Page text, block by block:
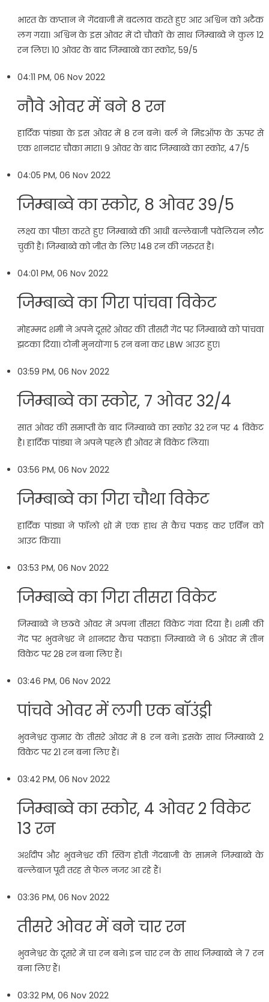
भारत के कप्तान ने गेंदबाजी में बदलाव करते हुए आर अश्विन को अटैक
लग गया। अश्विन के इस ओवर में दो चौकों के साथ जिम्बाब्वे ने कुल 12
रन लिए। 10 ओवर के बाद जिम्बाव्बे का स्कोर, 59/5
04:11 PM, 06 Nov 2022
नौवे ओवर में बने 8 रन
हार्दिक पांड्या के इस ओवर में 8 रन बने। बर्ल ने मिडऑफ के ऊपर से
एक शानदार चौका मारा। 9 ओवर के बाद जिम्बाब्वे का स्कोर, 47/5
04:05 PM, 06 Nov 2022
जिम्बाब्वे का स्कोर, 8 ओवर 39/5
लक्ष्य का पीछा करते हुए जिम्बाब्वे की आधी बल्लेबाजी पवेलियन लौट
चुकी है। जिम्बाब्वे को जीत के लिए 148 रन की जरुरत है।
04:01 PM, 06 Nov 2022
जिम्बाब्वे का गिरा पांचवा विकेट
मोहम्मद शमी ने अपने दूसरे ओवर की तीसरी गेंद पर जिम्बाब्वे को पांचवा
झटका दिया। टोनी मुनयोंगा 5 रन बना कर LBW आउट हुए।
03:59 PM, 06 Nov 2022
जिम्बाब्वे का स्कोर, 7 ओवर 32/4
सात ओवर की समाप्ती के बाद जिम्बाब्वे का स्कोर 32 रन पर 4 विकेट
है। हार्दिक पांड्या ने अपने पहले ही ओवर में विकेट लिया।
03:56 PM, 06 Nov 2022
जिम्बाब्वे का गिरा चौथा विकेट
हार्दिक पांड्या ने फॉलो थ्रो में एक हाथ से कैच पकड़ कर एर्विन को
आउट किया।
03:53 PM, 06 Nov 2022
जिम्बाब्वे का गिरा तीसरा विकेट
जिम्बाब्वे ने छठवे ओवर में अपना तीसरा विकेट गंवा दिया है। शमी की
गेंद पर भुवनेश्वर ने शानदार कैच पकड़ा। जिम्बाब्वे ने 6 ओवर में तीन
विकेट पर 28 रन बना लिए हैं।
03:46 PM, 06 Nov 2022
पांचवे ओवर में लगी एक बॉउंड्री
भुवनेश्वर कुमार के तीसरे ओवर में 8 रन बने। इसके साथ जिम्बाब्वे 2
विकेट पर 21 रन बना लिए हैं।
03:42 PM, 06 Nov 2022
जिम्बाब्वे का स्कोर, 4 ओवर 2 विकेट
13 रन
अर्शदीप और भुवनेश्वर की स्विंग होती गेंदबाजी के सामने जिम्बाब्वे के
बल्लेबाज पूरी तरह से फेल नजर आ रहे हैं।
03:36 PM, 06 Nov 2022
तीसरे ओवर में बने चार रन
भुवनेश्वर के दूसरे में चा रन बने। इन चार रन के साथ जिम्बाब्वे ने 7 रन
बना लिए हैं।
03:32 PM, 06 Nov 2022